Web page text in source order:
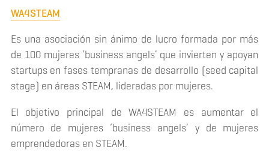
WA4STEAM
Es una asociación sin ánimo de lucro formada por más
de 100 mujeres ‘business angels’ que invierten y apoyan
startups en fases tempranas de desarrollo (seed capital
stage) en áreas STEAM, lideradas por mujeres.
El objetivo principal de WA4STEAM es aumentar el
número de mujeres ‘business angels’ y de mujeres
emprendedoras en STEAM.